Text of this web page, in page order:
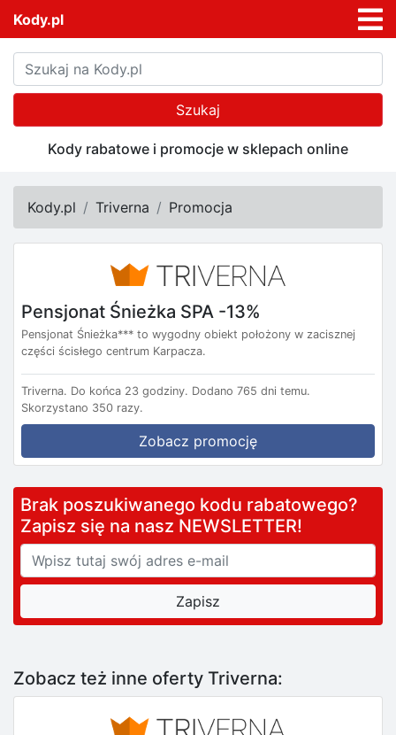
Kody.pl
Szukaj
Kody rabatowe i promocje w sklepach online
Kody.pl Triverna Promocja
Pensjonat Śnieżka SPA -13%
Pensjonat Śnieżka*** to wygodny obiekt położony w zacisznej
części ścisłego centrum Karpacza.
Triverna. Do końca 23 godziny. Dodano 765 dni temu.
Skorzystano 350 razy.
Zobacz promocję
Brak poszukiwanego kodu rabatowego?
Zapisz się na nasz NEWSLETTER!
Zobacz też inne oferty Triverna: